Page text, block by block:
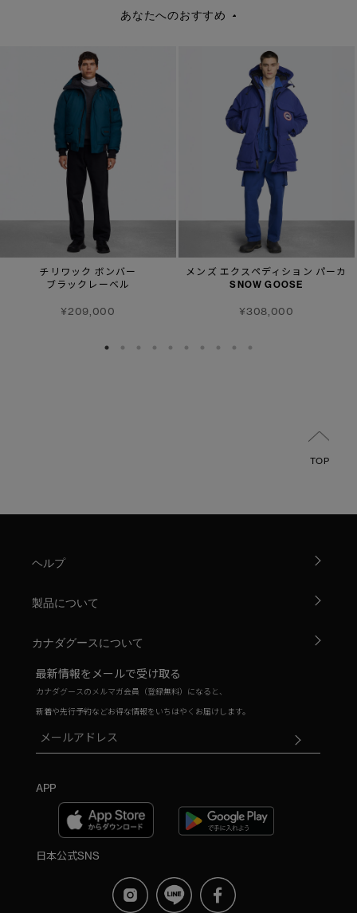
あなたへのおすすめ
チリワック ボンバー
ブラックレーベル
¥209,000
メンズ エクスペディション パーカ
SNOW GOOSE
¥308,000
TOP
ヘルプ
製品について
カナダグースについて
最新情報をメールで受け取る
カナダグースのメルマガ会員（登録無料）になると、
新着や先行予約などお得な情報をいちはやくお届けします。
APP
日本公式SNS